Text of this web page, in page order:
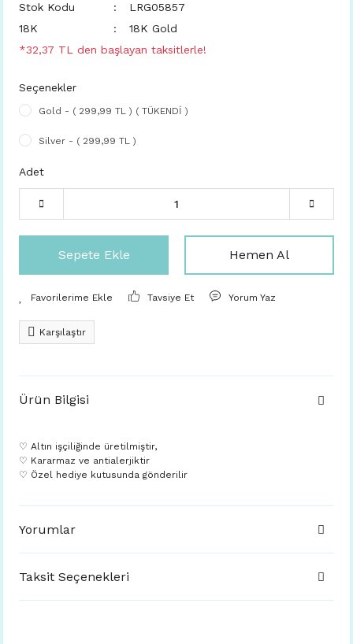
Stok Kodu
LRG05857
18K
18K Gold
*32,37 TL den başlayan taksitlerle!
Seçenekler
Gold - ( 299,99 TL ) ( TÜKENDİ )
Silver - ( 299,99 TL )
Adet
Sepete Ekle Hemen Al
Tavsiye Et Yorum Yaz
Karşılaştır
Ürün Bilgisi
♡ Altın işçiliğinde üretilmiştir,
♡ Kararmaz ve antialerjiktir
♡ Özel hediye kutusunda gönderilir
Yorumlar
Taksit Seçenekleri